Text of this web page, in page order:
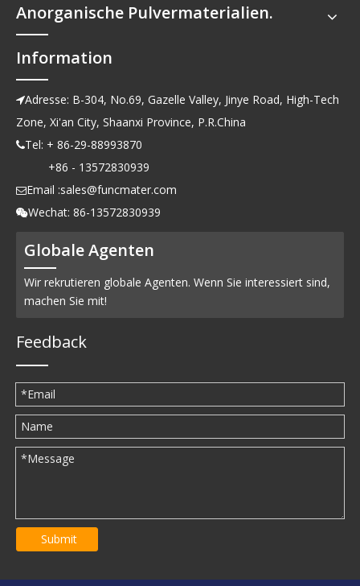
Anorganische Pulvermaterialien.
Information
Adresse: B-304, No.69, Gazelle Valley, Jinye Road, High-Tech
Zone, Xi'an City, Shaanxi Province, P.R.China
Tel: + 86-29-88993870
+86 - 13572830939
Email :sales@funcmater.com
Wechat: 86-13572830939
Globale Agenten
Wir rekrutieren globale Agenten. Wenn Sie interessiert sind,
machen Sie mit!
Feedback
Submit